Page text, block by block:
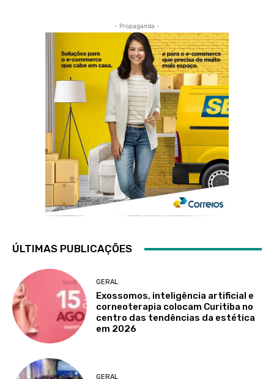
- Propaganda -
ÚLTIMAS PUBLICAÇÕES
GERAL
Exossomos, inteligência artificial e
corneoterapia colocam Curitiba no
centro das tendências da estética
em 2026
GERAL